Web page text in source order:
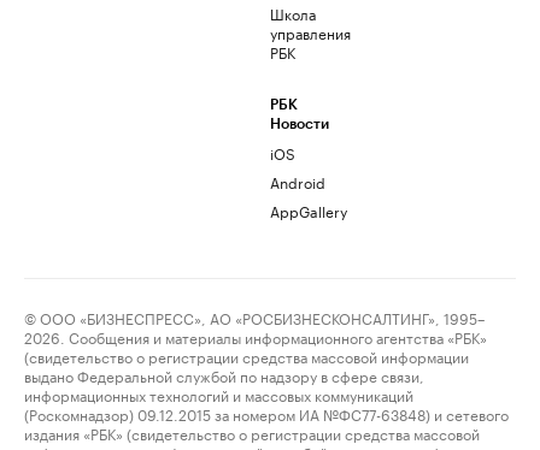
Школа
управления
РБК
РБК
Новости
iOS
Android
AppGallery
© ООО «БИЗНЕСПРЕСС», АО «РОСБИЗНЕСКОНСАЛТИНГ», 1995–
2026. Сообщения и материалы информационного агентства «РБК»
(свидетельство о регистрации средства массовой информации
выдано Федеральной службой по надзору в сфере связи,
информационных технологий и массовых коммуникаций
(Роскомнадзор) 09.12.2015 за номером ИА №ФС77-63848) и сетевого
издания «РБК» (свидетельство о регистрации средства массовой